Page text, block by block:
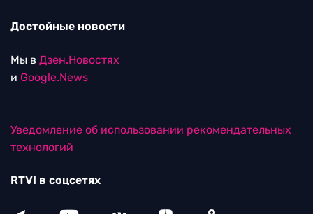
Достойные новости
Мы в Дзен.Новостях
и Google.News
Уведомление об использовании рекомендательных
технологий
RTVI в соцсетях